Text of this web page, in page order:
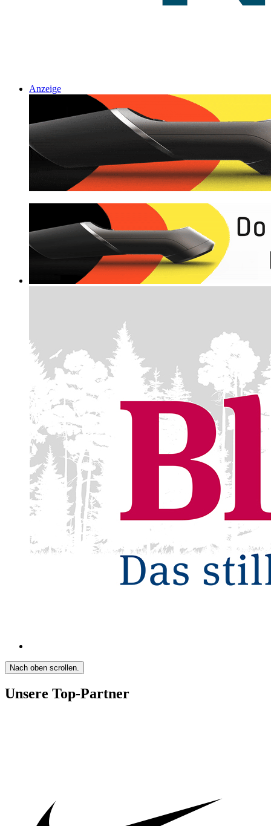
Anzeige
Nach oben scrollen.
Unsere Top-Partner